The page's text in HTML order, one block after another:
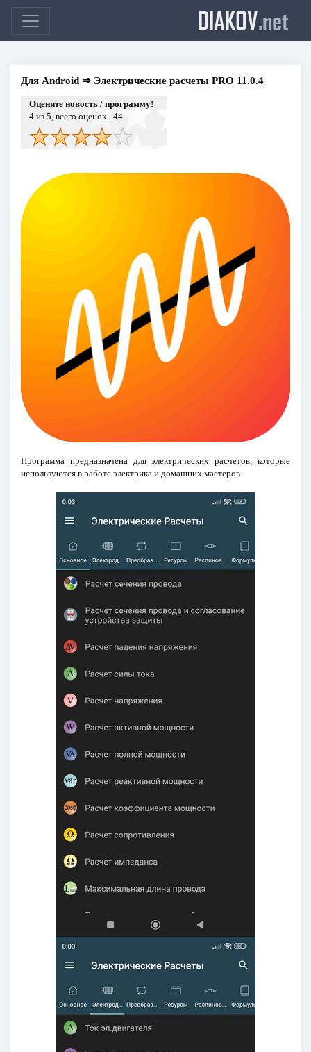
DIAKOV.net
Для Android⇒ Электрические расчеты PRO 11.0.4
Оцените новость / программу!
4из 5, всего оценок - 44
Программа предназначена для электрических расчетов, которые
используются в работе электрика и домашних мастеров.